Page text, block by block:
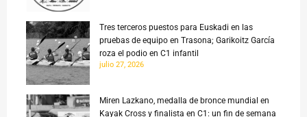
Tres terceros puestos para Euskadi en las
pruebas de equipo en Trasona; Garikoitz García
roza el podio en C1 infantil
julio 27, 2026
Miren Lazkano, medalla de bronce mundial en
Kayak Cross y finalista en C1: un fin de semana